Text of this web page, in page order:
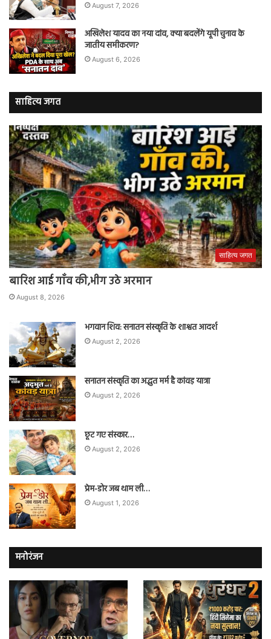
August 7, 2026
अखिलेश यादव का नया दांव, क्या बदलेंगे यूपी चुनाव के
जातीय समीकरण?
August 6, 2026
साहित्य जगत
साहित्य जगत
बारिश आई गाँव की,भीग उठे अरमान
August 8, 2026
भगवान शिव: सनातन संस्कृति के शाश्वत आदर्श
August 2, 2026
सनातन संस्कृति का अद्भुत मर्म है कांवड़ यात्रा
August 2, 2026
छूट गए संस्कार…
August 2, 2026
प्रेम-डोर जब थाम ली…
August 1, 2026
मनोरंजन